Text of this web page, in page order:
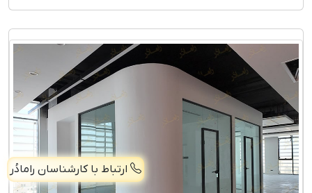
و نصب فوری. همین حالا مدل‌ها را ببینید!
ارتباط با کارشناسان رامادُر